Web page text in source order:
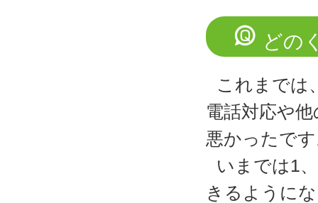
どの
これまでは
電話対応や
悪かったで
いまでは1
きるように